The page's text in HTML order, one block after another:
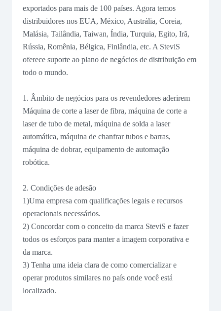
exportados para mais de 100 países. Agora temos
distribuidores nos EUA, México, Austrália, Coreia,
Malásia, Tailândia, Taiwan, Índia, Turquia, Egito, Irã,
Rússia, Romênia, Bélgica, Finlândia, etc. A SteviS
oferece suporte ao plano de negócios de distribuição em
todo o mundo.
1. Âmbito de negócios para os revendedores aderirem
Máquina de corte a laser de fibra, máquina de corte a
laser de tubo de metal, máquina de solda a laser
automática, máquina de chanfrar tubos e barras,
máquina de dobrar, equipamento de automação
robótica.
2. Condições de adesão
1)Uma empresa com qualificações legais e recursos
operacionais necessários.
2) Concordar com o conceito da marca SteviS e fazer
todos os esforços para manter a imagem corporativa e
da marca.
3) Tenha uma ideia clara de como comercializar e
operar produtos similares no país onde você está
localizado.